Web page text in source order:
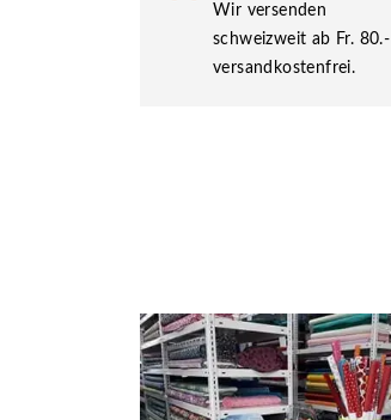
Wir versenden
schweizweit ab Fr. 80.-
versandkostenfrei.